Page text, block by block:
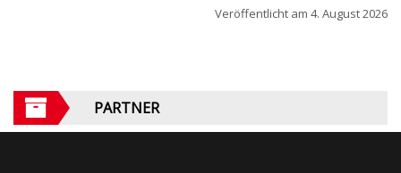
Veröffentlicht am 4. August 2026
PARTNER